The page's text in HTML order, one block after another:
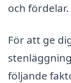
och fördelar.
För att ge
följande